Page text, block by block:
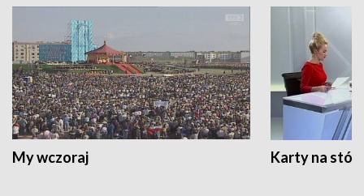
My wczoraj Karty na